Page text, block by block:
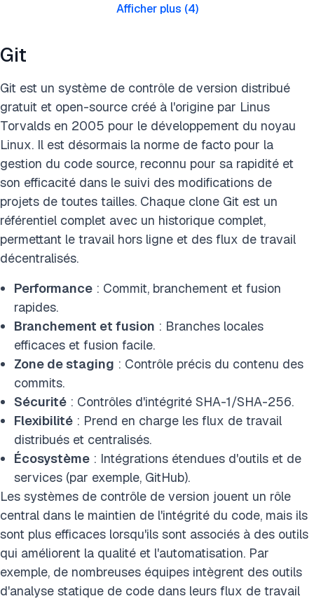
Afficher plus (4)
Git
Git est un système de contrôle de version distribué
gratuit et open-source créé à l'origine par Linus
Torvalds en 2005 pour le développement du noyau
Linux. Il est désormais la norme de facto pour la
gestion du code source, reconnu pour sa rapidité et
son efficacité dans le suivi des modifications de
projets de toutes tailles. Chaque clone Git est un
référentiel complet avec un historique complet,
permettant le travail hors ligne et des flux de travail
décentralisés.
Performance : Commit, branchement et fusion
rapides.
Branchement et fusion : Branches locales
efficaces et fusion facile.
Zone de staging : Contrôle précis du contenu des
commits.
Sécurité : Contrôles d'intégrité SHA-1/SHA-256.
Flexibilité : Prend en charge les flux de travail
distribués et centralisés.
Écosystème : Intégrations étendues d'outils et de
services (par exemple, GitHub).
Les systèmes de contrôle de version jouent un rôle
central dans le maintien de l'intégrité du code, mais ils
sont plus efficaces lorsqu'ils sont associés à des outils
qui améliorent la qualité et l'automatisation. Par
exemple, de nombreuses équipes intègrent des outils
d'analyse statique de code dans leurs flux de travail